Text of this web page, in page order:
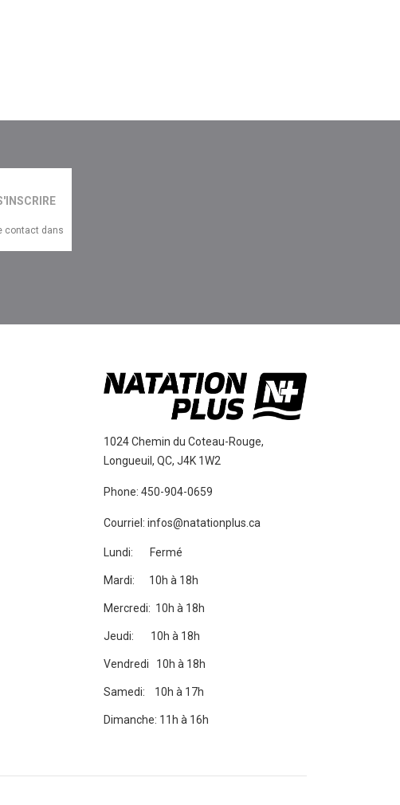
contact dans
1024 Chemin du Coteau-Rouge,
Longueuil, QC, J4K 1W2
Phone: 450-904-0659
Courriel: infos@natationplus.ca
Lundi: Fermé
Mardi: 10h à 18h
Mercredi: 10h à 18h
Jeudi: 10h à 18h
Vendredi 10h à 18h
Samedi: 10h à 17h
Dimanche: 11h à 16h